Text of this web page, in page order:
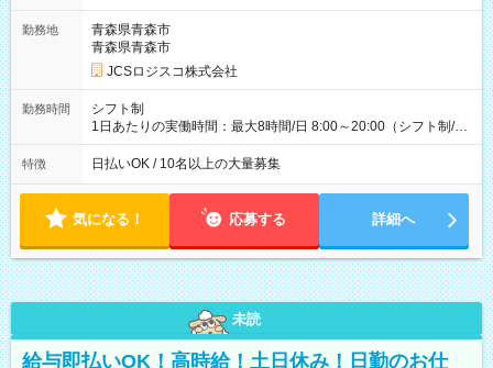
ど！ ・主要都市エリア 月収55万円／週5日稼働 月収65万~112
万円／週6日稼働 ・地方郊外エリア 月収40万円／週5日稼働 月
収40万円~50万円／週6日稼働 ＜モデルイメージ＞ ■月収50万
円 (27歳男性/江東区在住)※元建築関係 1日150個配達×25日勤務
(日休み) ■月収80万円(43歳男性/墨田区在住)※元営業 1日200個
勤務地
青森県青森市
青森県青森市
JCSロジスコ株式会社
勤務時間
シフト制
1日あたりの実働時間：最大8時間/日 8:00～20:00（シフト制/実
働8時間） ※週5日勤務（場所次第では週4も有り） ※配達状況
によって時間外での勤務可能性有り ※案件により多少の前後あ
特徴 日払いOK / 10名以上の大量募集
気になる！ 応募する 詳細へ
未読
給与即払いOK！高時給！土日休み！日勤のお仕